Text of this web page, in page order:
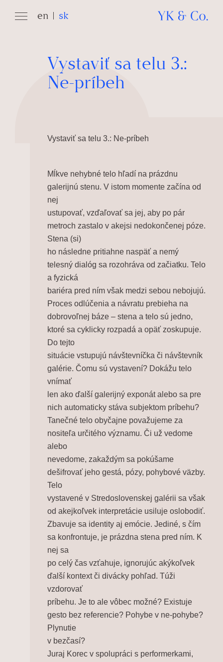
en sk
Vystaviť sa telu 3.:
Ne-príbeh
Vystaviť sa telu 3.: Ne-príbeh
Mĺkve nehybné telo hľadí na prázdnu
galerijnú stenu. V istom momente začína od
nej
ustupovať, vzďaľovať sa jej, aby po pár
metroch zastalo v akejsi nedokončenej póze.
Stena (si)
ho následne pritiahne naspäť a nemý
telesný dialóg sa rozohráva od začiatku. Telo
a fyzická
bariéra pred ním však medzi sebou nebojujú.
Proces odlúčenia a návratu prebieha na
dobrovoľnej báze – stena a telo sú jedno,
ktoré sa cyklicky rozpadá a opäť zoskupuje.
Do tejto
situácie vstupujú návštevníčka či návštevník
galérie. Čomu sú vystavení? Dokážu telo
vnímať
len ako ďalší galerijný exponát alebo sa pre
nich automaticky stáva subjektom príbehu?
Tanečné telo obyčajne považujeme za
nositeľa určitého významu. Či už vedome
alebo
nevedome, zakaždým sa pokúšame
dešifrovať jeho gestá, pózy, pohybové väzby.
Telo
vystavené v Stredoslovenskej galérii sa však
od akejkoľvek interpretácie usiluje oslobodiť.
Zbavuje sa identity aj emócie. Jediné, s čím
sa konfrontuje, je prázdna stena pred ním. K
nej sa
po celý čas vzťahuje, ignorujúc akýkoľvek
ďalší kontext či divácky pohľad. Túži
vzdorovať
príbehu. Je to ale vôbec možné? Existuje
gesto bez referencie? Pohybe v ne-pohybe?
Plynutie
v bezčasí?
Juraj Korec v spolupráci s performerkami,